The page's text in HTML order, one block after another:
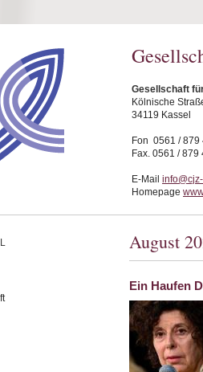
Gesellschaft
Kölnische
34119 Kassel
Fon 0561 / 879
Fax. 0561 / 879
E-Mail
Homepage
August
Ein Haufen